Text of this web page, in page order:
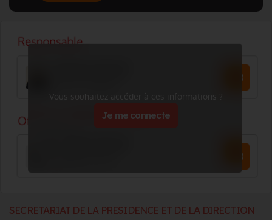
Vous souhaitez accéder à ces informations ?
Je me connecte
SECRETARIAT DE LA PRESIDENCE ET DE LA DIRECTION